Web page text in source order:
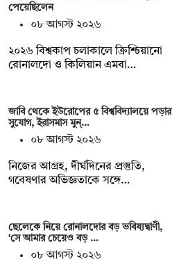
পেয়েছিলেন
০৮ আগস্ট ২০২৬
২০২৬ বিশ্বকাপ চলাকালে ক্রিশ্চিয়ানো
রোনালদো ও কিলিয়ান এমবা…
জাবি থেকে ইউরোপের ৫ বিশ্ববিদ্যালয়ে পড়ার
সুযোগ, ইরাসমাস মুন্…
০৮ আগস্ট ২০২৬
নিজের আগ্রহ, দীর্ঘদিনের প্রস্তুতি,
গবেষণার অভিজ্ঞতাকে সঙ্গে…
ছেলেকে নিয়ে রোনালদোর বড় ভবিষ্যদ্বাণী,
‘সে আমার চেয়েও বড় …
০৮ আগস্ট ২০২৬